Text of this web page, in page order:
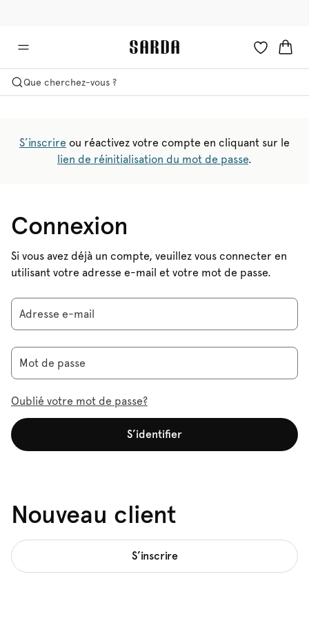
Que cherchez-vous ?
S’inscrire ou réactivez votre compte en cliquant sur le
lien de réinitialisation du mot de passe.
Connexion
Si vous avez déjà un compte, veuillez vous connecter en
utilisant votre adresse e-mail et votre mot de passe.
Adresse e-mail
Mot de passe
Oublié votre mot de passe?
S’identifier
Nouveau client
S’inscrire